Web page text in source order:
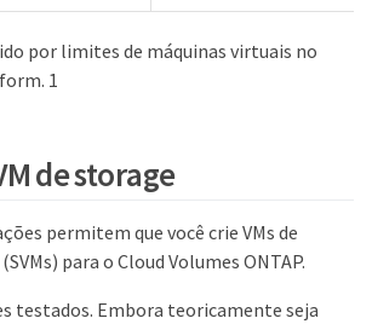
por limites de máquinas virtuais no
1
de storage
permitem que você crie VMs de
para o Cloud Volumes ONTAP.
testados. Embora teoricamente seja